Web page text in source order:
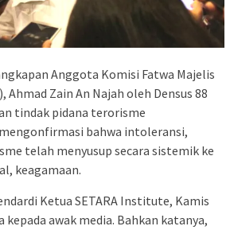
Anggota Komisi Fatwa Majelis
Ahmad Zain An Najah oleh Densus 88
tindak pidana terorisme
bahwa intoleransi,
telah menyusup secara sistemik ke
keagamaan.
Ketua SETARA Institute, Kamis
kepada awak media. Bahkan katanya,